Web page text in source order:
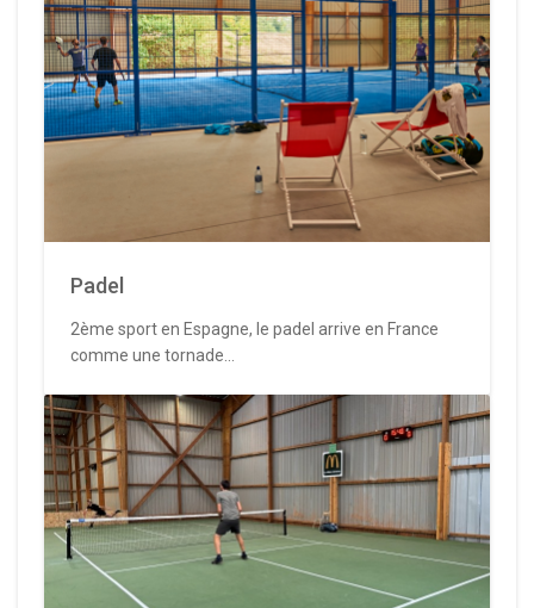
Padel
2ème sport en Espagne, le padel arrive en France
comme une tornade...